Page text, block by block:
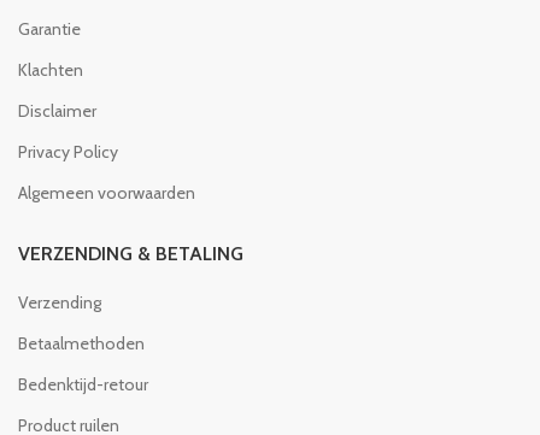
Garantie
Klachten
Disclaimer
Privacy Policy
Algemeen voorwaarden
VERZENDING & BETALING
Verzending
Betaalmethoden
Bedenktijd-retour
Product ruilen